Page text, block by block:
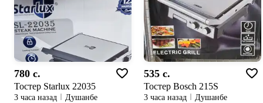
780 c.
Тостер Starlux 22035
3 часа назад Душанбе
535 c.
Тостер Bosch 215S
3 часа назад Душанбе